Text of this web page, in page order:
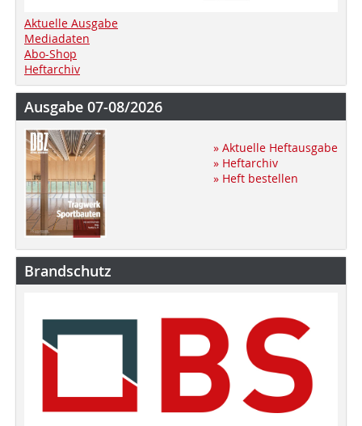
Aktuelle Ausgabe
Mediadaten
Abo-Shop
Heftarchiv
Ausgabe 07-08/2026
» Aktuelle Heftausgabe
» Heftarchiv
» Heft bestellen
Brandschutz